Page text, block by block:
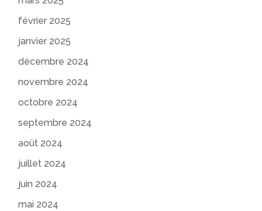
février 2025
janvier 2025
décembre 2024
novembre 2024
octobre 2024
septembre 2024
août 2024
juillet 2024
juin 2024
mai 2024